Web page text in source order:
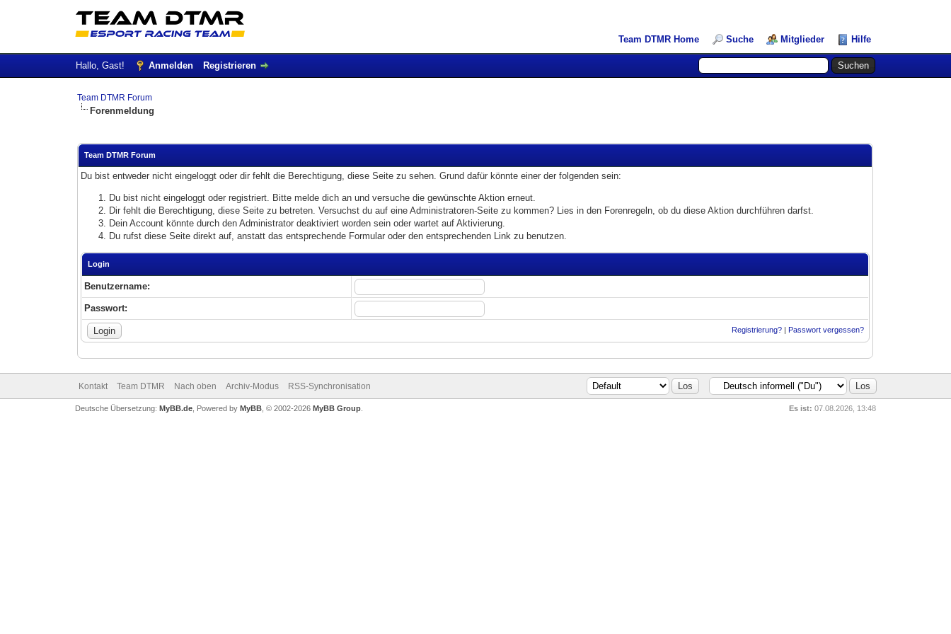
Team DTMR Home Suche Mitglieder Hilfe
Hallo, Gast! Anmelden Registrieren
Team DTMR Forum
Forenmeldung
Team DTMR Forum
Du bist entweder nicht eingeloggt oder dir fehlt die Berechtigung, diese Seite zu sehen. Grund dafür könnte einer der folgenden sein:
Du bist nicht eingeloggt oder registriert. Bitte melde dich an und versuche die gewünschte Aktion erneut.
Dir fehlt die Berechtigung, diese Seite zu betreten. Versuchst du auf eine Administratoren-Seite zu kommen? Lies in den Forenregeln, ob du diese Aktion durchführen darfst.
Dein Account könnte durch den Administrator deaktiviert worden sein oder wartet auf Aktivierung.
Du rufst diese Seite direkt auf, anstatt das entsprechende Formular oder den entsprechenden Link zu benutzen.
Login
Benutzername:
Passwort:
Registrierung? | Passwort vergessen?
Kontakt Team DTMR Nach oben Archiv-Modus RSS-Synchronisation
Es ist: 07.08.2026, 13:48
Deutsche Übersetzung: MyBB.de, Powered by MyBB, © 2002-2026 MyBB Group.